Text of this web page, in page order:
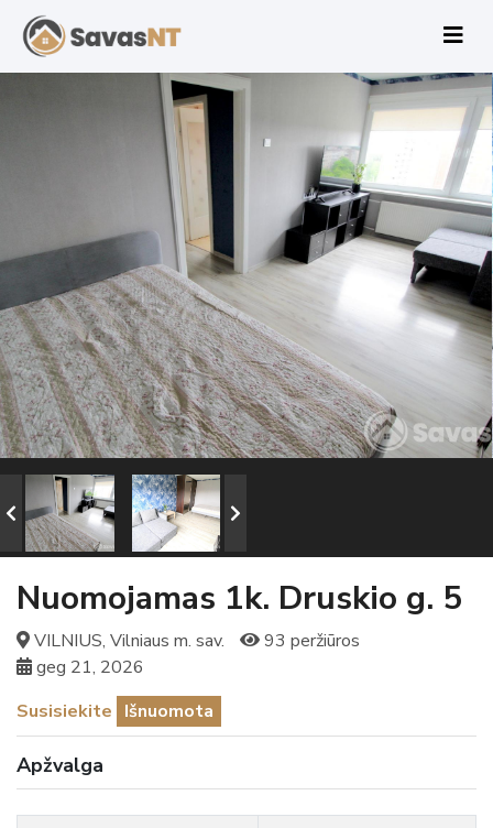
Nuomojamas 1k. Druskio g. 5
VILNIUS, Vilniaus m. sav.
93 peržiūros
geg 21, 2026
Susisiekite Išnuomota
Apžvalga